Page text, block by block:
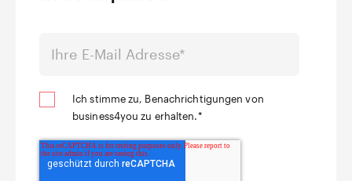
Ich stimme zu, Benachrichtigungen von
business4you zu erhalten.*